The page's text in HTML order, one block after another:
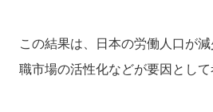
この結果は、日本の労働人口が
職市場の活性化などが要因として